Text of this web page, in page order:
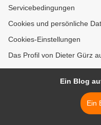
Servicebedingungen
Cookies und persönliche
Cookies-Einstellungen
Das Profil von Dieter Gürz
Ein Blog
Ein